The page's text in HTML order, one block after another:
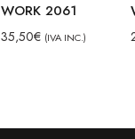
WORK 2061
35,50€ (IVA INC.)